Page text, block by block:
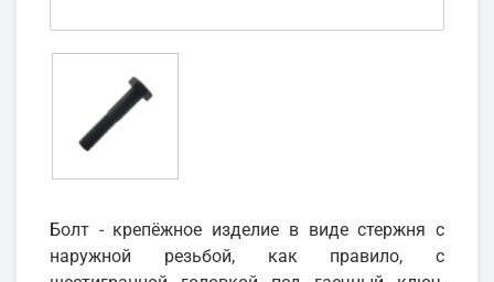
Болт - крепёжное изделие в виде стержня с
наружной резьбой, как правило, с